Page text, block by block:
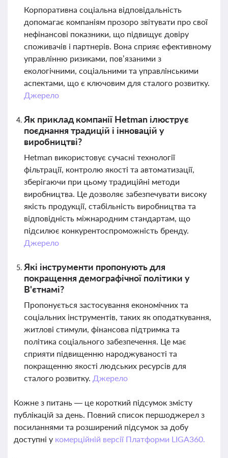
Корпоративна соціальна відповідальність
допомагає компаніям прозоро звітувати про свої
нефінансові показники, що підвищує довіру
споживачів і партнерів. Вона сприяє ефективному
управлінню ризиками, пов’язаними з
екологічними, соціальними та управлінськими
аспектами, що є ключовим для сталого розвитку.
Джерело
Як приклад компанії Hetman ілюструє
поєднання традицій і інновацій у
виробництві?
Hetman використовує сучасні технології
фільтрації, контролю якості та автоматизації,
зберігаючи при цьому традиційні методи
виробництва. Це дозволяє забезпечувати високу
якість продукції, стабільність виробництва та
відповідність міжнародним стандартам, що
підсилює конкурентоспроможність бренду.
Джерело
Які інструменти пропонують для
покращення демографічної політики у
В'єтнамі?
Пропонується застосування економічних та
соціальних інструментів, таких як оподаткування,
житлові стимули, фінансова підтримка та
політика соціального забезпечення. Це має
сприяти підвищенню народжуваності та
покращенню якості людських ресурсів для
сталого розвитку. Джерело
Кожне з питань — це короткий підсумок змісту
публікацій за день. Повний список першоджерел з
посиланнями та розширений підсумок за добу
доступні у комерційній версії Платформи LIGA360.